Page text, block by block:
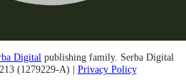
Digital publishing family. Serba Digital
(1279229-A) | Privacy Policy